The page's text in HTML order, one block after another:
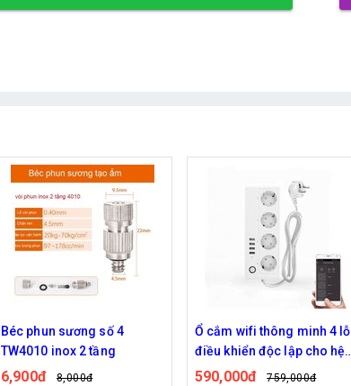
Béc phun sương số 4
TW4010 inox 2 tầng
6,900đ 8,000đ
Ổ cắm wifi thông minh 4 lỗ
điều khiển độc lập cho hệ
thống phun sương
590,000đ 759,000đ